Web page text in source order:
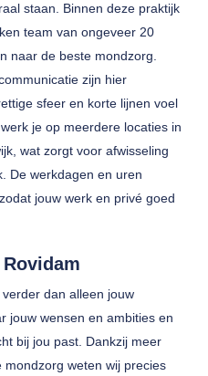
staan. Binnen deze praktijk
team van ongeveer 20
naar de beste mondzorg.
zijn hier
sfeer en korte lijnen voel
je op meerdere locaties in
wat zorgt voor afwisseling
De werkdagen en uren
jouw werk en privé goed
dan alleen jouw
jouw wensen en ambities en
bij jou past. Dankzij meer
weten wij precies